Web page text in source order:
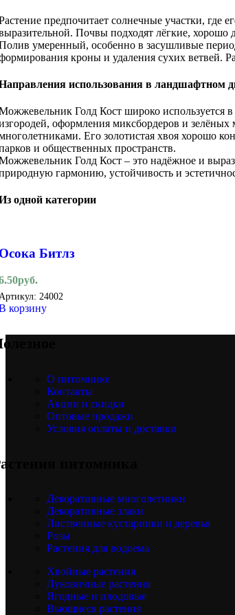
предпочитает солнечные участки, где
Почвы подходят лёгкие, хорошо
умеренный, особенно в засушливые
кроны и удаления сухих ветвей.
использования в ландшафтном
Голд Кост широко используется
оформления миксбордеров и
Его золотистая хвоя хорошо
и общественных пространств.
Голд Кост – это надёжное и
гармонию, устойчивость и
одной категории
Битлз
руб.
24002
корзину
О питомнике
Контакты
Акции и скидки
Оптовые продажи
Условия оплаты и доставки
питомника
Декоративные многолетники
Декоративные злаки
Лиственные кустарники и деревья
Розы
Растения для водоема
Хвойные растения
Луковичные растения
Ягодные и плодовые
Вьющиеся растения